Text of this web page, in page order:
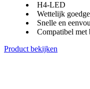
H4-LED
Wettelijk
Snelle en
Compatibel met
Product bekijken